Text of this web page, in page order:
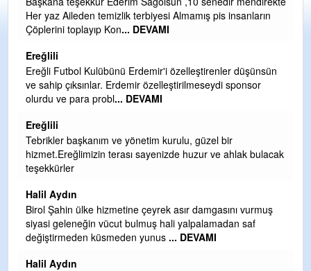
Her yaz Aileden temizlik terbiyesi Almamış pis insanların
Çöplerini toplayıp Kon... DEVAMI
Ereğlili
Ereğli Futbol Kulübünü Erdemir'i özelleştirenler düşünsün
ve sahip çıksınlar. Erdemir özelleştirilmeseydi sponsor
olurdu ve para probl... DEVAMI
Ereğlili
Tebrikler başkanım ve yönetim kurulu, güzel bir
hizmet.Ereğlimizin terası sayenizde huzur ve ahlak bulacak
teşekkürler
Halil Aydın
Birol Şahin ülke hizmetine çeyrek asır damgasını vurmuş
siyasi geleneğin vücut bulmuş hali yalpalamadan saf
değiştirmeden küsmeden yunus ... DEVAMI
Halil Aydın